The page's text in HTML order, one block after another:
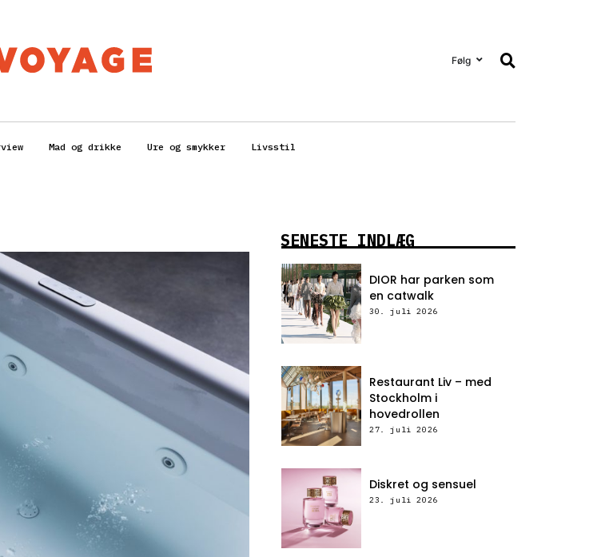
Følg
Mad og drikke Ure og smykker Livsstil
SENESTE INDLÆG
DIOR har parken som
en catwalk
30. juli 2026
Restaurant Liv – med
Stockholm i
hovedrollen
27. juli 2026
Diskret og sensuel
23. juli 2026